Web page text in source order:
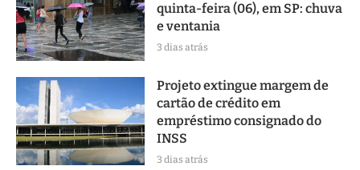
quinta-feira (06), em SP: chuva
e ventania
3 dias atrás
Projeto extingue margem de
cartão de crédito em
empréstimo consignado do
INSS
3 dias atrás